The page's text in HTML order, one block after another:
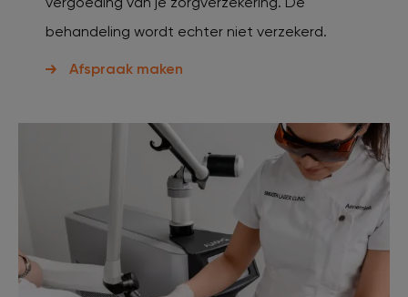
behandeling wordt echter niet verzekerd.
Afspraak maken